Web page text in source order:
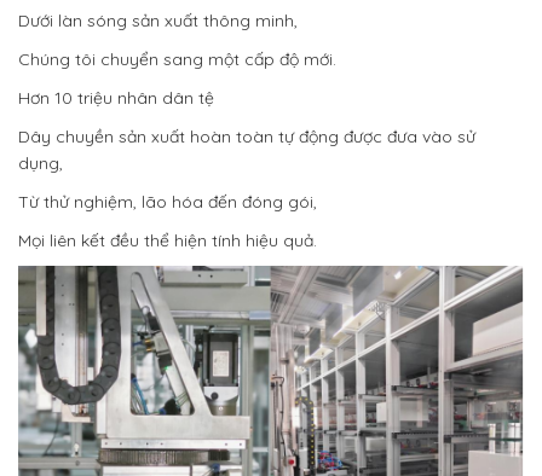
Dưới làn sóng sản xuất thông minh,
Chúng tôi chuyển sang một cấp độ mới.
Hơn 10 triệu nhân dân tệ
Dây chuyền sản xuất hoàn toàn tự động được đưa vào sử
dụng,
Từ thử nghiệm, lão hóa đến đóng gói,
Mọi liên kết đều thể hiện tính hiệu quả.